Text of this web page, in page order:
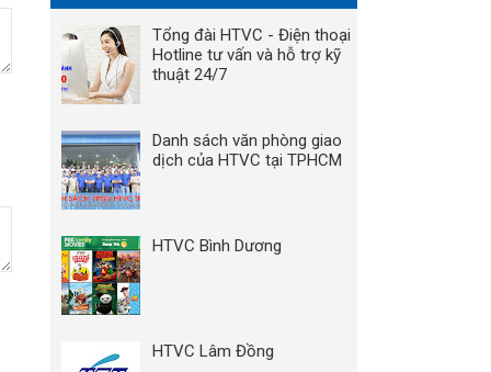
Tổng đài HTVC - Điện thoại
Hotline tư vấn và hỗ trợ kỹ
thuật 24/7
Danh sách văn phòng giao
dịch của HTVC tại TPHCM
HTVC Bình Dương
HTVC Lâm Đồng